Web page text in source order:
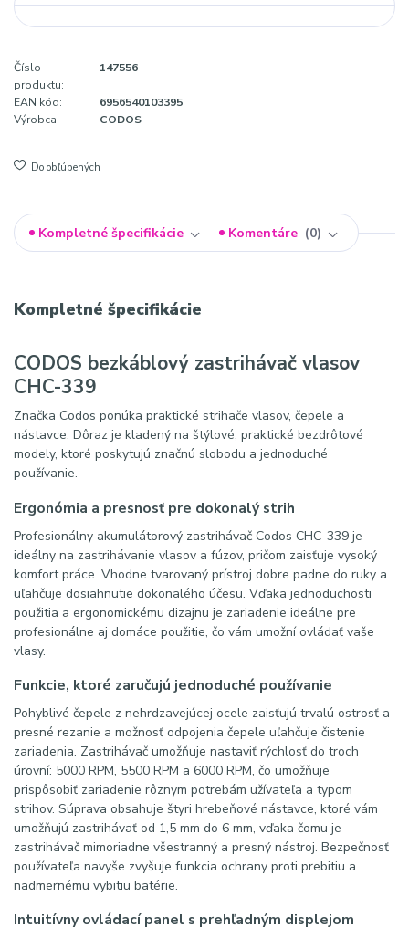
Číslo
produktu:
147556
EAN kód:
6956540103395
Výrobca:
CODOS
Do obľúbených
Kompletné špecifikácie Komentáre 0
Kompletné špecifikácie
CODOS bezkáblový zastrihávač vlasov
CHC-339
Značka Codos ponúka praktické strihače vlasov, čepele a
nástavce. Dôraz je kladený na štýlové, praktické bezdrôtové
modely, ktoré poskytujú značnú slobodu a jednoduché
používanie.
Ergonómia a presnosť pre dokonalý strih
Profesionálny akumulátorový zastrihávač Codos CHC-339 je
ideálny na zastrihávanie vlasov a fúzov, pričom zaisťuje vysoký
komfort práce. Vhodne tvarovaný prístroj dobre padne do ruky a
uľahčuje dosiahnutie dokonalého účesu. Vďaka jednoduchosti
použitia a ergonomickému dizajnu je zariadenie ideálne pre
profesionálne aj domáce použitie, čo vám umožní ovládať vaše
vlasy.
Funkcie, ktoré zaručujú jednoduché používanie
Pohyblivé čepele z nehrdzavejúcej ocele zaisťujú trvalú ostrosť a
presné rezanie a možnosť odpojenia čepele uľahčuje čistenie
zariadenia. Zastrihávač umožňuje nastaviť rýchlosť do troch
úrovní: 5000 RPM, 5500 RPM a 6000 RPM, čo umožňuje
prispôsobiť zariadenie rôznym potrebám užívateľa a typom
strihov. Súprava obsahuje štyri hrebeňové nástavce, ktoré vám
umožňujú zastrihávať od 1,5 mm do 6 mm, vďaka čomu je
zastrihávač mimoriadne všestranný a presný nástroj. Bezpečnosť
používateľa navyše zvyšuje funkcia ochrany proti prebitiu a
nadmernému vybitiu batérie.
Intuitívny ovládací panel s prehľadným displejom